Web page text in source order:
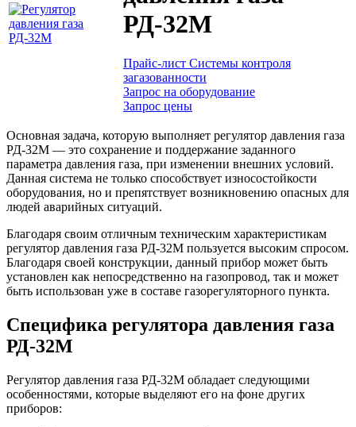
РД-32М
Прайс-лист Системы контроля
загазованности
Запрос на оборудование
Запрос цены
Основная задача, которую выполняет регулятор давления газа
РД-32М — это сохранение и поддержание заданного
параметра давления газа, при изменении внешних условий.
Данная система не только способствует износостойкости
оборудования, но и препятствует возникновению опасных для
людей аварийных ситуаций.
Благодаря своим отличным техническим характеристикам
регулятор давления газа РД-32М пользуется высоким спросом.
Благодаря своей конструкции, данный прибор может быть
установлен как непосредственно на газопровод, так и может
быть использован уже в составе газорегуляторного пункта.
Специфика регулятора давления газа
РД-32М
Регулятор давления газа РД-32М обладает следующими
особенностями, которые выделяют его на фоне других
приборов: